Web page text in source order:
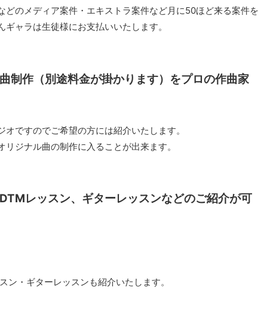
どのメディア案件・エキストラ案件など月に50ほど来る案件を
ャラは生徒様にお支払いいたします。
制作（別途料金が掛かります）をプロの作曲家
ですのでご希望の方には紹介いたします。
ジナル曲の制作に入ることが出来ます。
レッスン、ギターレッスンなどのご紹介が可
・ギターレッスンも紹介いたします。